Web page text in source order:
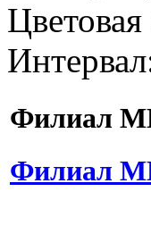
Филиал
Филиал